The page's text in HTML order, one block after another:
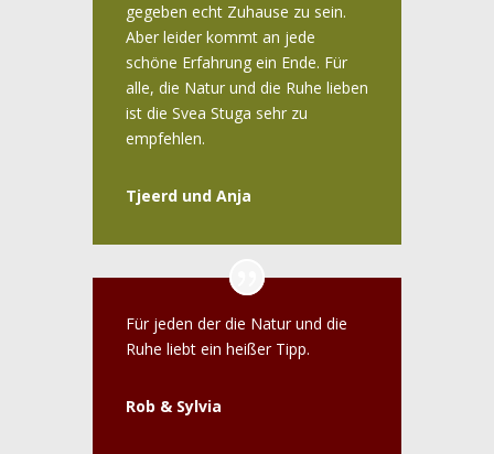
gegeben echt Zuhause zu sein.
Aber leider kommt an jede
schöne Erfahrung ein Ende. Für
alle, die Natur und die Ruhe lieben
ist die Svea Stuga sehr zu
empfehlen.
Tjeerd und Anja
Für jeden der die Natur und die
Ruhe liebt ein heißer Tipp.
Rob & Sylvia